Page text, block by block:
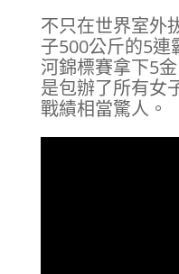
不只在世界室外
子500公斤的5連
河錦標賽拿下5
是包辦了所有女
戰績相當驚人。